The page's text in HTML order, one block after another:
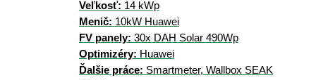
Veľkosť: 14 kWp
Menič: 10kW Huawei
FV panely: 30x DAH Solar 490Wp
Optimizéry: Huawei
Ďalšie práce: Smartmeter, Wallbox SEAK